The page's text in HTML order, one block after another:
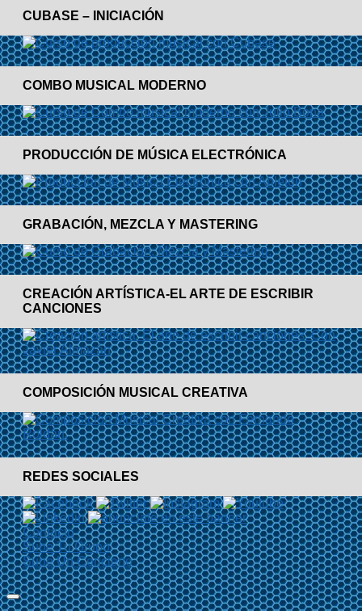
CUBASE – INICIACIÓN
COMBO MUSICAL MODERNO
PRODUCCIÓN DE MÚSICA ELECTRÓNICA
GRABACIÓN, MEZCLA Y MASTERING
CREACIÓN ARTÍSTICA-EL ARTE DE ESCRIBIR
CANCIONES
COMPOSICIÓN MUSICAL CREATIVA
REDES SOCIALES
Contacto
Sube Tu Grupo
Sube Un Concierto